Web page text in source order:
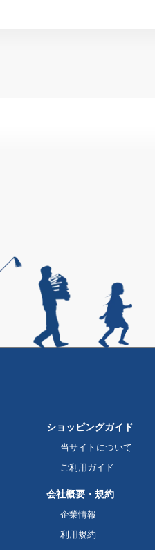
ショッピングガイド
当サイトについて
ご利用ガイド
会社概要・規約
企業情報
利用規約